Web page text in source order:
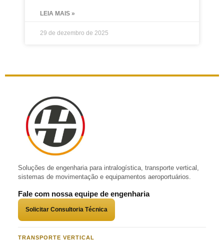
LEIA MAIS »
29 de dezembro de 2025
Soluções de engenharia para intralogística, transporte vertical,
sistemas de movimentação e equipamentos aeroportuários.
Fale com nossa equipe de engenharia
Solicitar Consultoria Técnica
TRANSPORTE VERTICAL